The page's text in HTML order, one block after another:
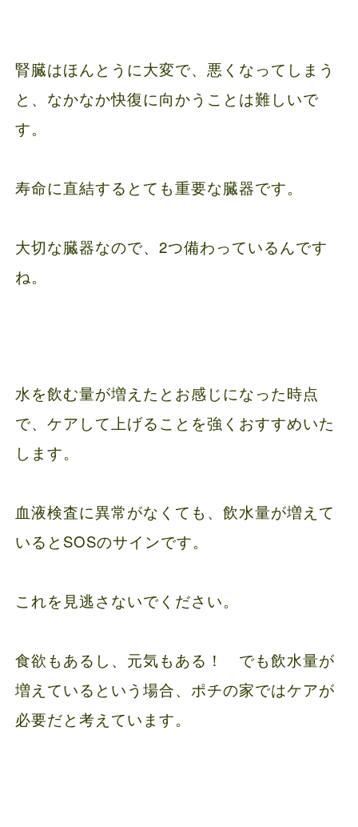
腎臓はほんとうに大変で、悪くなってしまう
と、なかなか快復に向かうことは難しいで
す。
寿命に直結するとても重要な臓器です。
大切な臓器なので、2つ備わっているんです
ね。
水を飲む量が増えたとお感じになった時点
で、ケアして上げることを強くおすすめいた
します。
血液検査に異常がなくても、飲水量が増えて
いるとSOSのサインです。
これを見逃さないでください。
食欲もあるし、元気もある！ でも飲水量が
増えているという場合、ポチの家ではケアが
必要だと考えています。